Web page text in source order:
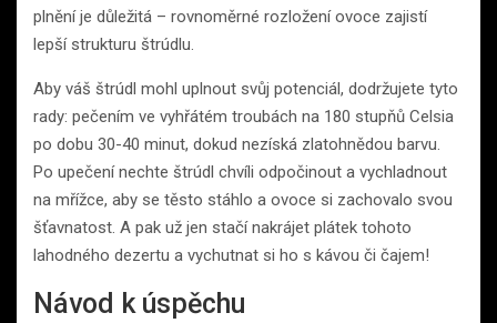
plnění je důležitá – rovnoměrné rozložení ovoce zajistí
lepší strukturu štrúdlu.
Aby váš štrúdl mohl uplnout svůj potenciál, dodržujete tyto
rady: pečením ve vyhřátém troubách na 180 stupňů Celsia
po dobu 30-40 minut, dokud nezíská zlatohnědou barvu.
Po upečení nechte štrúdl chvíli odpočinout a vychladnout
na mřížce, aby se těsto stáhlo a ovoce si zachovalo svou
šťavnatost. A pak už jen stačí nakrájet plátek tohoto
lahodného dezertu a vychutnat si ho s kávou či čajem!
Návod k úspěchu